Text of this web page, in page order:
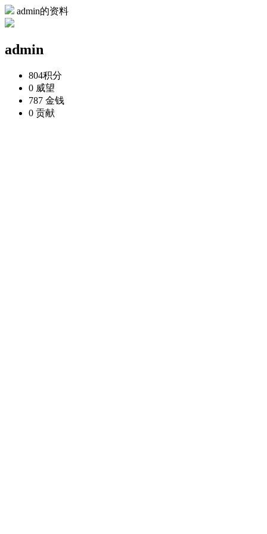
admin的资料
admin
804积分
0 威望
787 金钱
0 贡献